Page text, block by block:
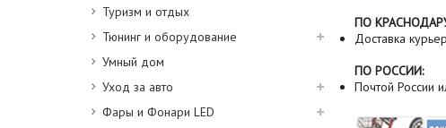
Туризм и отдых
Тюнинг и оборудование
Умный дом
Уход за авто
Фары и Фонари LED
ПО
Доставка
ПО РОССИИ:
Почтой России